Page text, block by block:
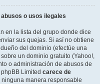
o usos ilegales
en la lista del grupo donde dice
sus quejas. Si así no obtiene
del dominio (efectúe una
un dominio gratuito (Yahoo!,
o administración de abusos de
Limited carece de
manera responsable